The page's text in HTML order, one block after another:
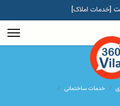
مهندسی ساختمان
خدمات املاک ]
خدمات ساختمانی